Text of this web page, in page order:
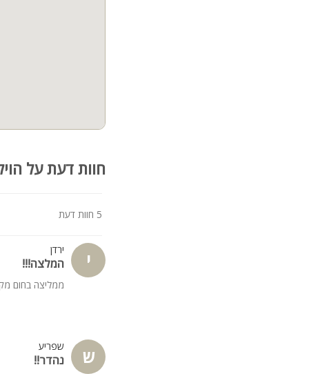
חוות דעת על
5 חוות דעת
י ירדן
המלצה!!!
ממליצה בחום
ש שפריע
נהדר!!